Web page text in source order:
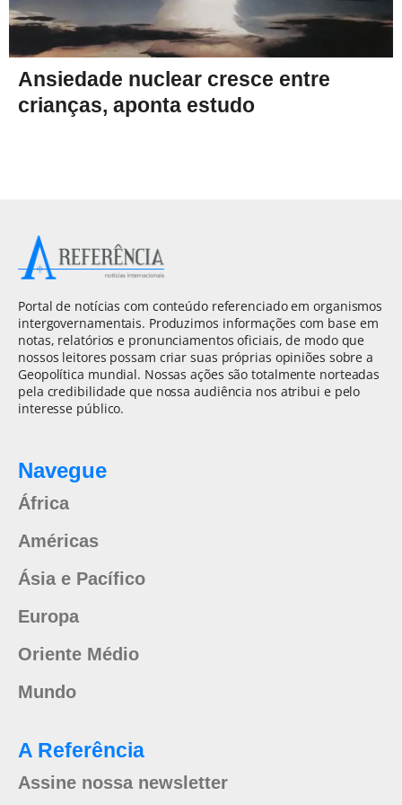
Ansiedade nuclear cresce entre
crianças, aponta estudo
Portal de notícias com conteúdo referenciado em organismos
intergovernamentais. Produzimos informações com base em
notas, relatórios e pronunciamentos oficiais, de modo que
nossos leitores possam criar suas próprias opiniões sobre a
Geopolítica mundial. Nossas ações são totalmente norteadas
pela credibilidade que nossa audiência nos atribui e pelo
interesse público.
Navegue
África
Américas
Ásia e Pacífico
Europa
Oriente Médio
Mundo
A Referência
Assine nossa newsletter